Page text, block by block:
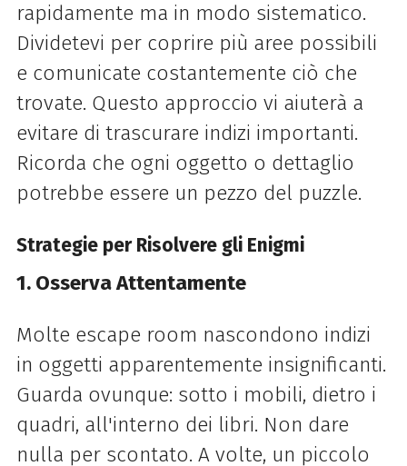
rapidamente ma in modo sistematico.
Dividetevi per coprire più aree possibili
e comunicate costantemente ciò che
trovate. Questo approccio vi aiuterà a
evitare di trascurare indizi importanti.
Ricorda che ogni oggetto o dettaglio
potrebbe essere un pezzo del puzzle.
Strategie per Risolvere gli Enigmi
1. Osserva Attentamente
Molte escape room nascondono indizi
in oggetti apparentemente insignificanti.
Guarda ovunque: sotto i mobili, dietro i
quadri, all'interno dei libri. Non dare
nulla per scontato. A volte, un piccolo